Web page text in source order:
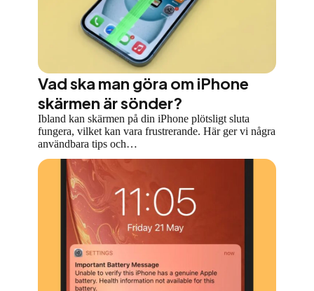
Vad ska man göra om iPhone
skärmen är sönder?
Ibland kan skärmen på din iPhone plötsligt sluta
fungera, vilket kan vara frustrerande. Här ger vi några
användbara tips och…